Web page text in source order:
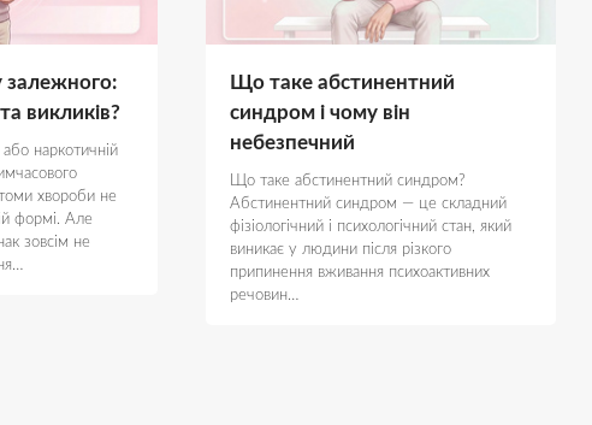
залежного:
викликів?
або наркотичній
хвороби не
формі. Але
зовсім не
Що таке абстинентний
синдром і чому він
небезпечний
Що таке абстинентний синдром?
Абстинентний синдром — це складний
фізіологічний і психологічний стан, який
виникає у людини після різкого
припинення вживання психоактивних
речовин…